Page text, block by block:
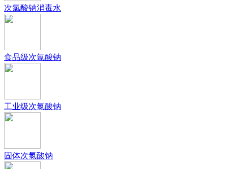
次氯酸钠消毒水
食品级次氯酸钠
工业级次氯酸钠
固体次氯酸钠